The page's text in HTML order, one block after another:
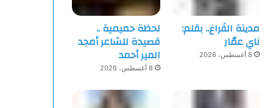
مدينة الفَراغ.. بقلم:
ناي عمّار
8 أغسطس، 2026
لحظة حميمية ..
قصيدة للشاعر أمجد
المير أحمد
8 أغسطس، 2026